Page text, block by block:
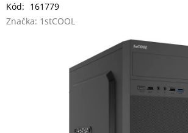
Tiskárny
Kód: 161779
Značka: 1stCOOL